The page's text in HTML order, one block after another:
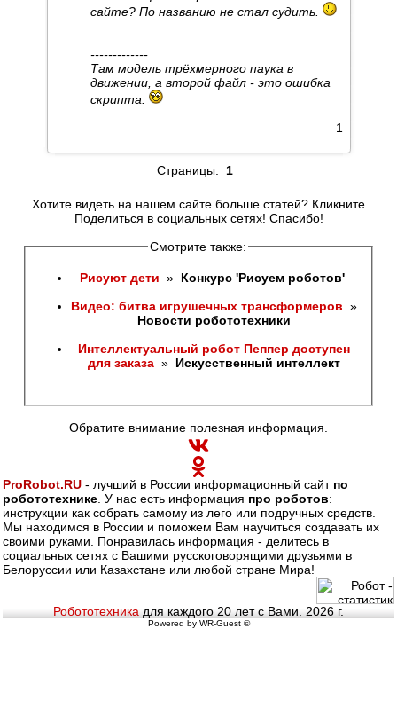
сайте? По названию не стал судить.
-------------
Там модель трёхмерного паука в
движении, а второй файл - это ошибка
скрипта.
1
Страницы: 1
Хотите видеть на нашем сайте больше статей? Кликните
Поделиться в социальных сетях! Спасибо!
Смотрите также:
Рисуют дети » Конкурс 'Рисуем роботов'
Видео: битва игрушечных трансформеров »
Новости робототехники
Интеллектуальный робот Пеппер доступен
для заказа » Искусственный интеллект
Обратите внимание полезная информация.
ProRobot.RU - лучший в России информационный сайт по
робототехнике . У нас есть информация про роботов:
инструкции как собрать самому из лего или подручных средств.
Мы находимся в России и поможем Вам научиться создавать их
своими руками. Понравилась информация - делитесь в
социальных сетях с Вашими русскоговорящими друзьями в
Белоруссии или Казахстане или любой стране Мира!
Робототехника для каждого 20 лет с Вами. 2026 г.
Powered by WR-Guest ©